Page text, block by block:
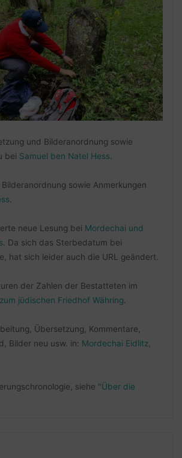
und Bilderanordnung sowie
bei Samuel ben Natel Hess.
sowie Anmerkungen
.
neue Lesung bei Mordechai und
. Da sich das Sterbedatum bei
hat sich leider auch die URL geändert.
der Zahlen der Bestatteten im
jüdischen Friedhof Währing.
Übersetzung, Kommentare,
Bilder neu usw. in: Mordechai Eidlitz,
siehe "Über die